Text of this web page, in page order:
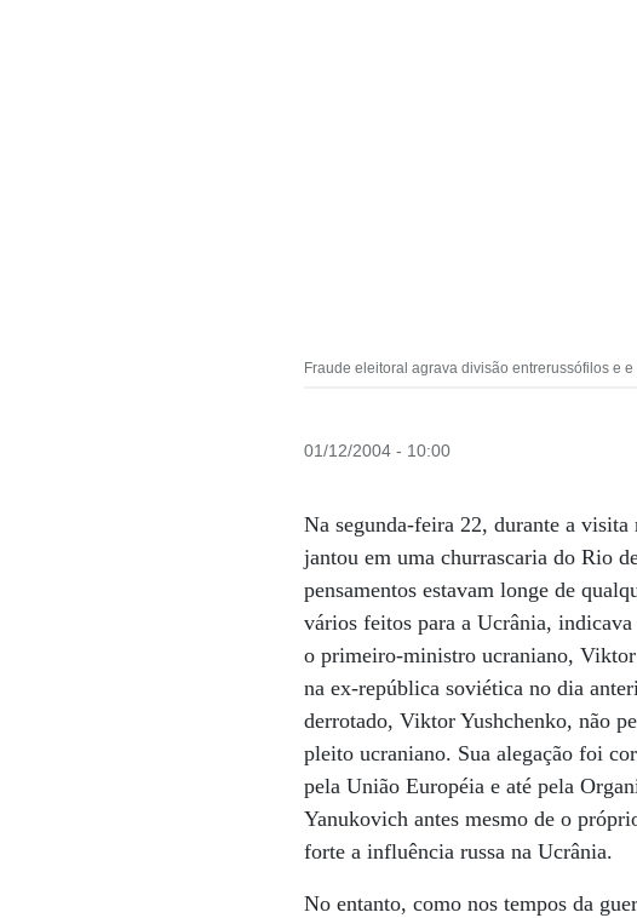
Fraude eleitoral agrava divisão entrerussófilos e
01/12/2004 - 10:00
Na segunda-feira 22, durante a
jantou em uma churrascaria do Rio
pensamentos estavam longe de
vários feitos para a Ucrânia,
o primeiro-ministro ucraniano, Viktor
na ex-república soviética no dia
derrotado, Viktor Yushchenko, não
pleito ucraniano. Sua alegação foi
pela União Européia e até pela
Yanukovich antes mesmo de o
forte a influência russa na Ucrânia.
No entanto, como nos tempos da